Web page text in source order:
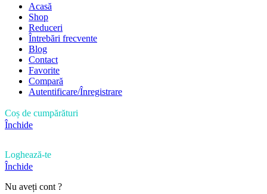
Acasă
Shop
Reduceri
Întrebări frecvente
Blog
Contact
Favorite
Compară
Autentificare/Înregistrare
Coș de cumpărături
Închide
Loghează-te
Închide
Nu aveți cont ?